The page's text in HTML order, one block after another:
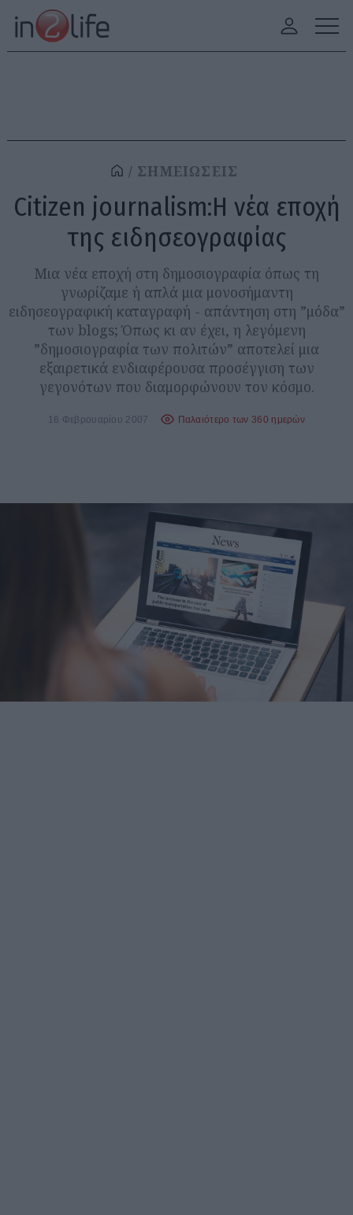
ΣΗΜΕΙΩΣΕΙΣ
Citizen journalism:Η νέα εποχή
της ειδησεογραφίας
Μια νέα εποχή στη δημοσιογραφία όπως τη
γνωρίζαμε ή απλά μια μονοσήμαντη
ειδησεογραφική καταγραφή - απάντηση στη ”μόδα”
των blogs; Όπως κι αν έχει, η λεγόμενη
”δημοσιογραφία των πολιτών” αποτελεί μια
εξαιρετικά ενδιαφέρουσα προσέγγιση των
γεγονότων που διαμορφώνουν τον κόσμο.
16 Φεβρουαρίου 2007 Παλαιότερο των 360 ημερών